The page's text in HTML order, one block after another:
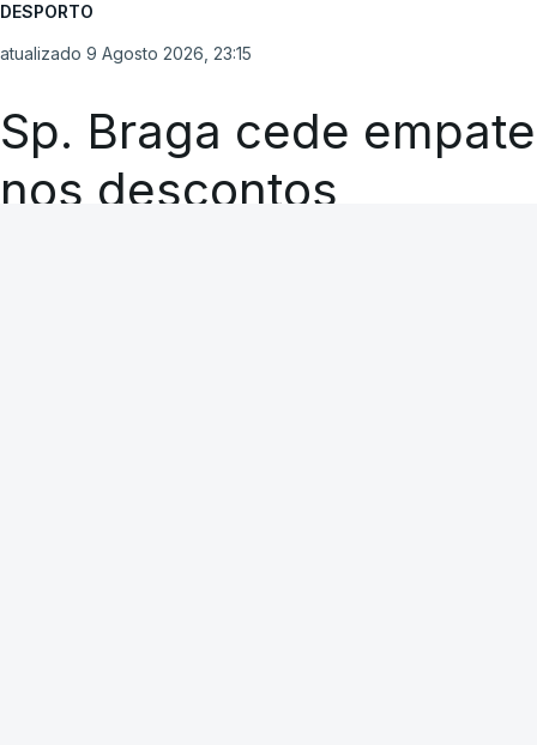
DESPORTO
atualizado 9 Agosto 2026, 23:15
Sp. Braga cede empate
nos descontos